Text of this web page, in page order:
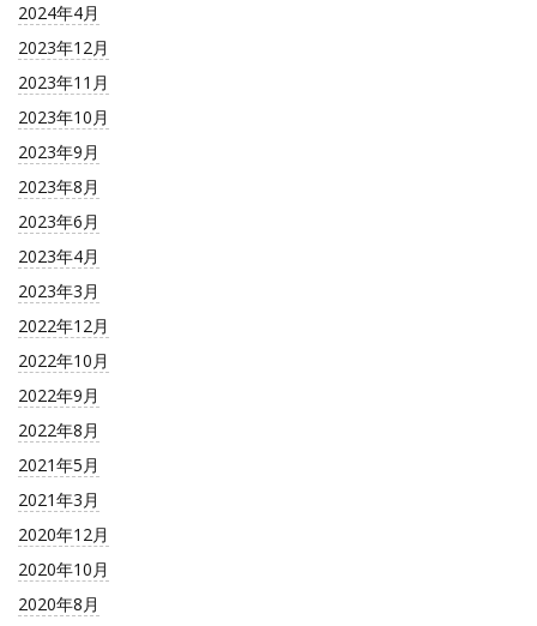
2024年4月
2023年12月
2023年11月
2023年10月
2023年9月
2023年8月
2023年6月
2023年4月
2023年3月
2022年12月
2022年10月
2022年9月
2022年8月
2021年5月
2021年3月
2020年12月
2020年10月
2020年8月